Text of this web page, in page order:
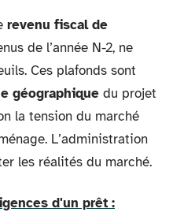
revenu fiscal de
de l’année N-2, ne
Ces plafonds sont
géographique du projet
la tension du marché
L’administration
les réalités du marché.
d'un prêt :